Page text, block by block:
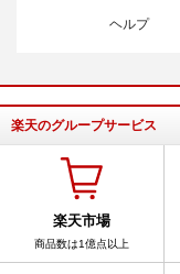
ヘルプ
楽天のグループサービス
楽天市場
商品数は1億点以上